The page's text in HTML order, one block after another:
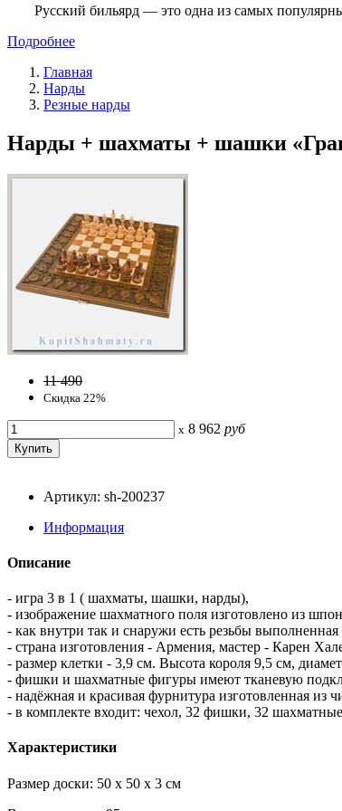
Русский бильярд — это одна из самых
Подробнее
Главная
Нарды
Резные нарды
Нарды + шахматы + шашки
11 490
Скидка 22%
x 8 962 руб
Артикул: sh-200237
Информация
Описание
- игра 3 в 1 ( шахматы, шашки, нарды),
- изображение шахматного поля изготовлено из
- как внутри так и снаружи есть резьбы
- страна изготовления - Армения, мастер - Карен
- размер клетки - 3,9 см. Высота короля 9,5 см,
- фишки и шахматные фигуры имеют тканевую
- надёжная и красивая фурнитура изготовленная из
- в комплекте входит: чехол, 32 фишки, 32
Характеристики
Размер доски: 50 х 50 х 3 см